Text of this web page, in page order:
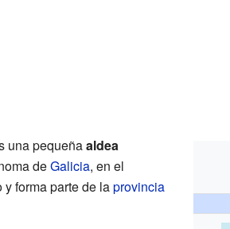
una pequeñaaldea
deGalicia, en el
forma parte de laprovincia